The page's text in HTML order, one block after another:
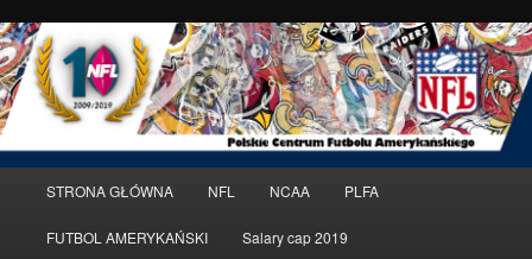
główne
Przeskocz
do
Przeskocz
do
STRONA GŁÓWNA NFL NCAA PLFA
FUTBOL AMERYKAŃSKI Salary cap 2019